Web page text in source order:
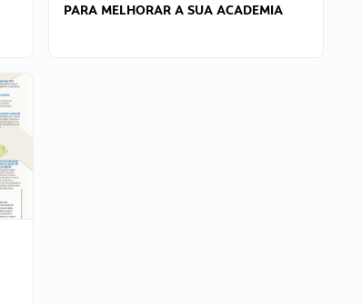
PARA MELHORAR A SUA ACADEMIA